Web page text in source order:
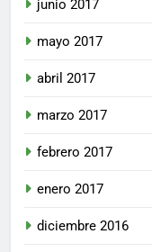
junio 2017
mayo 2017
abril 2017
marzo 2017
febrero 2017
enero 2017
diciembre 2016